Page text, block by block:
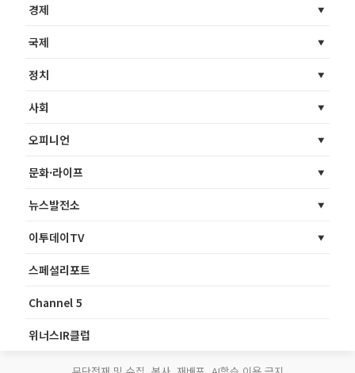
경제
국제
정치
사회
오피니언
문화·라이프
뉴스발전소
이투데이TV
스페셜리포트
Channel 5
위너스IR클럽